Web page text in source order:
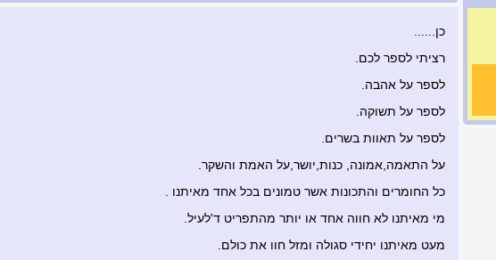
כן......
רציתי לספר לכם.
לספר על אהבה.
לספר על תשוקה.
לספר על תאוות בשרים.
על התאמה,אמונה, כנות,יושר,על האמת והשקר.
כל החומרים והתכונות אשר טמונים בכל אחד מאיתנו .
מי מאיתנו לא חווה אחד או יותר מהתפריט ד'לעיל.
מעט מאיתנו יחידי סגולה ומזל חוו את כולם.